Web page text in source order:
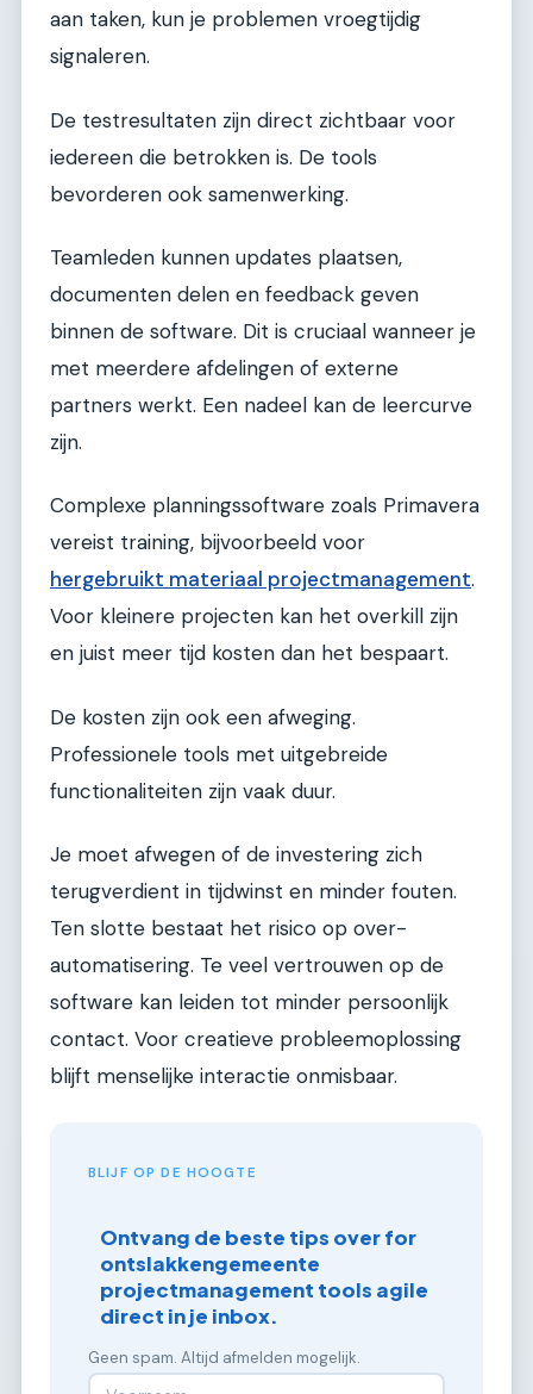
aan taken, kun je problemen vroegtijdig
signaleren.
De testresultaten zijn direct zichtbaar voor
iedereen die betrokken is. De tools
bevorderen ook samenwerking.
Teamleden kunnen updates plaatsen,
documenten delen en feedback geven
binnen de software. Dit is cruciaal wanneer je
met meerdere afdelingen of externe
partners werkt. Een nadeel kan de leercurve
zijn.
Complexe planningssoftware zoals Primavera
vereist training, bijvoorbeeld voor
hergebruikt materiaal projectmanagement.
Voor kleinere projecten kan het overkill zijn
en juist meer tijd kosten dan het bespaart.
De kosten zijn ook een afweging.
Professionele tools met uitgebreide
functionaliteiten zijn vaak duur.
Je moet afwegen of de investering zich
terugverdient in tijdwinst en minder fouten.
Ten slotte bestaat het risico op over-
automatisering. Te veel vertrouwen op de
software kan leiden tot minder persoonlijk
contact. Voor creatieve probleemoplossing
blijft menselijke interactie onmisbaar.
BLIJF OP DE HOOGTE
Ontvang de beste tips over for
ontslakkengemeente
projectmanagement tools agile
direct in je inbox.
Geen spam. Altijd afmelden mogelijk.